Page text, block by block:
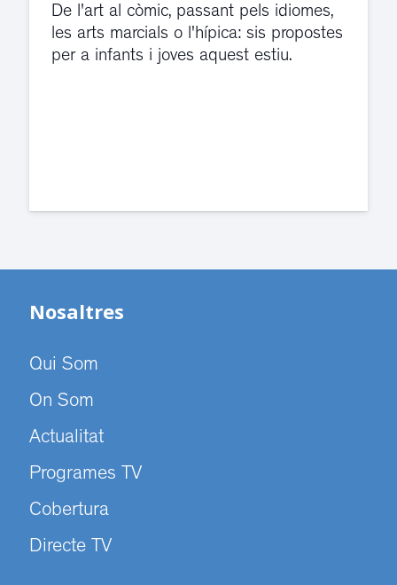
El servei de guàrdia i el jutjat de
violència de gènere s'han traslladat a
Nosaltres
Qui Som
On Som
Actualitat
Programes TV
Cobertura
Directe TV